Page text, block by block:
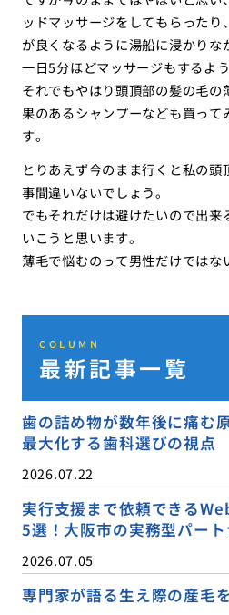
ッドマッサージをしてもらった
が良くなるように湯船に浸かり
一日5分ほどマッサージもするよ
それでもやはり頭頂部の髪の毛
果のあるシャンプーなども買っ
す。
とりあえず今のまま行くと私の頭
事間違いないでしょう。
でもそれだけは避けたいので出
いこうと思います。
薄毛で悩むのって男性だけではな
COLUMN
最新記事一覧
歯の詰め物が数年後に痛む
最大化する歯科選びの視点
2026.07.22
実行支援まで依頼できる
5選！大阪市の実務型パー
2026.07.05
専門家が語る生え際の産毛